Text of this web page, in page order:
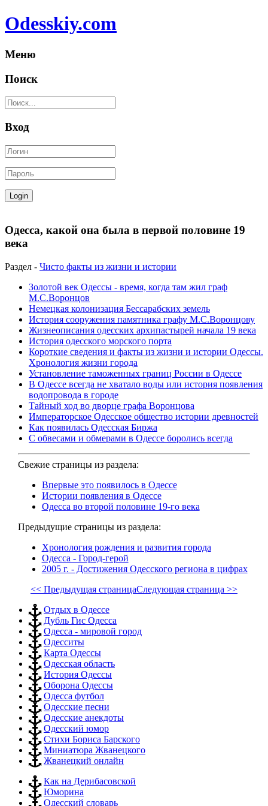
Odesskiy.com
Меню
Поиск
Вход
Одесса, какой она была в первой половине 19
века
Раздел - Чисто факты из жизни и истории
Золотой век Одессы - время, когда там жил граф
М.С.Воронцов
Немецкая колонизация Бессарабских земель
История сооружения памятника графу М.С.Воронцову
Жизнеописания одесских архипастырей начала 19 века
История одесского морского порта
Короткие сведения и факты из жизни и истории Одессы.
Хронология жизни города
Установление таможенных границ России в Одессе
В Одессе всегда не хватало воды или история появления
водопровода в городе
Тайный ход во дворце графа Воронцова
Императорское Одесское общество истории древностей
Как появилась Одесская Биржа
С обвесами и обмерами в Одессе боролись всегда
Свежие страницы из раздела:
Впервые это появилось в Одессе
Истории появления в Одессе
Одесса во второй половине 19-го века
Предыдущие страницы из раздела:
Хронология рождения и развития города
Одесса - Город-герой
2005 г. - Достижения Одесского региона в цифрах
<< Предыдущая страницаСледующая страница >>
Отдых в Одессе
Дубль Гис Одесса
Одесса - мировой город
Одесситы
Карта Одессы
Одесская область
История Одессы
Оборона Одессы
Одесса футбол
Одесские песни
Одесские анекдоты
Одесский юмор
Стихи Бориса Барского
Миниатюра Жванецкого
Жванецкий онлайн
Как на Дерибасовской
Юморина
Одесский словарь